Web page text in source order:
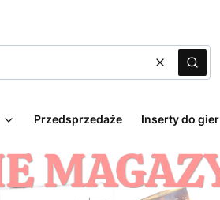
WyczyśćSzukaj
Przedsprzedaże Inserty do gier